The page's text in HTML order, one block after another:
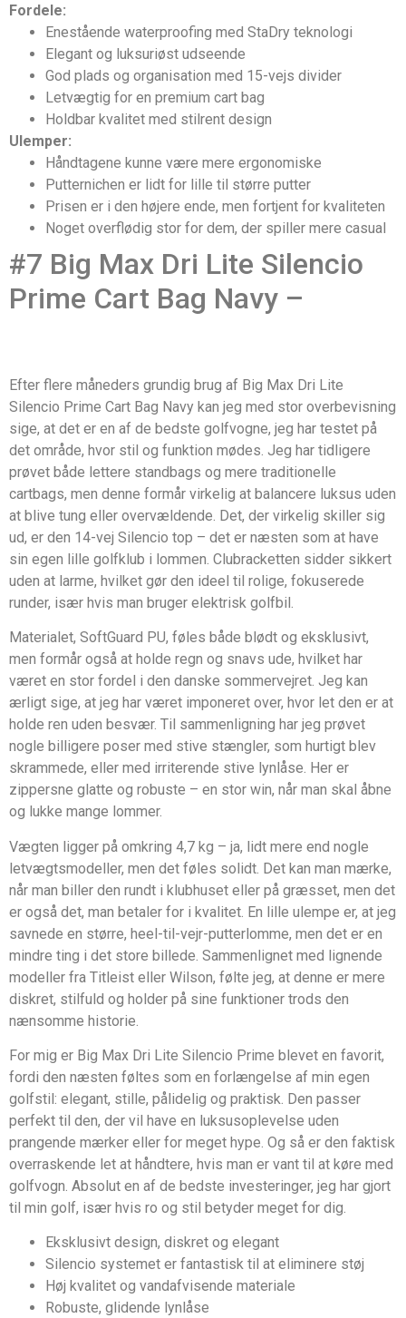
Fordele:
Enestående waterproofing med StaDry teknologi
Elegant og luksuriøst udseende
God plads og organisation med 15-vejs divider
Letvægtig for en premium cart bag
Holdbar kvalitet med stilrent design
Ulemper:
Håndtagene kunne være mere ergonomiske
Putternichen er lidt for lille til større putter
Prisen er i den højere ende, men fortjent for kvaliteten
Noget overflødig stor for dem, der spiller mere casual
#7 Big Max Dri Lite Silencio
Prime Cart Bag Navy –
Efter flere måneders grundig brug af Big Max Dri Lite
Silencio Prime Cart Bag Navy kan jeg med stor overbevisning
sige, at det er en af de bedste golfvogne, jeg har testet på
det område, hvor stil og funktion mødes. Jeg har tidligere
prøvet både lettere standbags og mere traditionelle
cartbags, men denne formår virkelig at balancere luksus uden
at blive tung eller overvældende. Det, der virkelig skiller sig
ud, er den 14-vej Silencio top – det er næsten som at have
sin egen lille golfklub i lommen. Clubracketten sidder sikkert
uden at larme, hvilket gør den ideel til rolige, fokuserede
runder, især hvis man bruger elektrisk golfbil.
Materialet, SoftGuard PU, føles både blødt og eksklusivt,
men formår også at holde regn og snavs ude, hvilket har
været en stor fordel i den danske sommervejret. Jeg kan
ærligt sige, at jeg har været imponeret over, hvor let den er at
holde ren uden besvær. Til sammenligning har jeg prøvet
nogle billigere poser med stive stængler, som hurtigt blev
skrammede, eller med irriterende stive lynlåse. Her er
zippersne glatte og robuste – en stor win, når man skal åbne
og lukke mange lommer.
Vægten ligger på omkring 4,7 kg – ja, lidt mere end nogle
letvægtsmodeller, men det føles solidt. Det kan man mærke,
når man biller den rundt i klubhuset eller på græsset, men det
er også det, man betaler for i kvalitet. En lille ulempe er, at jeg
savnede en større, heel-til-vejr-putterlomme, men det er en
mindre ting i det store billede. Sammenlignet med lignende
modeller fra Titleist eller Wilson, følte jeg, at denne er mere
diskret, stilfuld og holder på sine funktioner trods den
nænsomme historie.
For mig er Big Max Dri Lite Silencio Prime blevet en favorit,
fordi den næsten føltes som en forlængelse af min egen
golfstil: elegant, stille, pålidelig og praktisk. Den passer
perfekt til den, der vil have en luksusoplevelse uden
prangende mærker eller for meget hype. Og så er den faktisk
overraskende let at håndtere, hvis man er vant til at køre med
golfvogn. Absolut en af de bedste investeringer, jeg har gjort
til min golf, især hvis ro og stil betyder meget for dig.
Eksklusivt design, diskret og elegant
Silencio systemet er fantastisk til at eliminere støj
Høj kvalitet og vandafvisende materiale
Robuste, glidende lynlåse